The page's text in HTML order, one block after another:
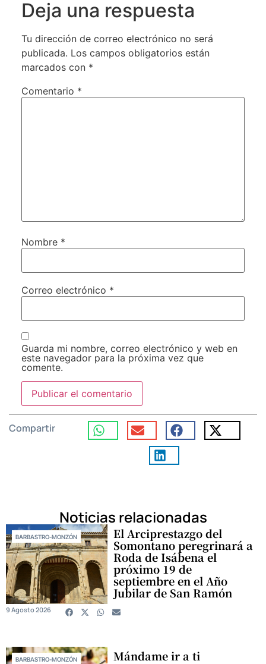
Deja una respuesta
Tu dirección de correo electrónico no será
publicada. Los campos obligatorios están
marcados con *
Comentario *
Nombre *
Correo electrónico *
Guarda mi nombre, correo electrónico y web en
este navegador para la próxima vez que
comente.
Compartir
Noticias relacionadas
BARBASTRO-MONZÓN El Arciprestazgo del
Somontano peregrinará a
Roda de Isábena el
próximo 19 de
septiembre en el Año
Jubilar de San Ramón
9 Agosto 2026
BARBASTRO-MONZÓN Mándame ir a ti